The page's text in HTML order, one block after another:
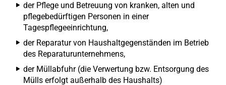
der Pflege und Betreuung von kranken, alten und
pflegebedürftigen Personen in einer
Tagespflegeeinrichtung,
der Reparatur von Haushaltgegenständen im Betrieb
des Reparaturunternehmens,
der Müllabfuhr (die Verwertung bzw. Entsorgung des
Mülls erfolgt außerhalb des Haushalts)